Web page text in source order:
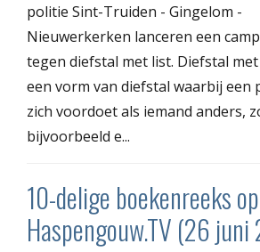
politie Sint-Truiden - Gingelom -
Nieuwerkerken lanceren een
tegen diefstal met list. Diefstal
een vorm van diefstal waarbij een
zich voordoet als iemand anders,
bijvoorbeeld e...
10-delige boekenreeks op
Haspengouw.TV (26 juni